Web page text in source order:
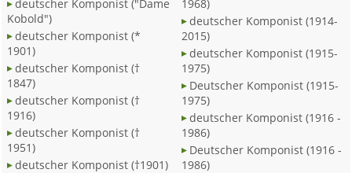
deutscher Komponist ("Dame
Kobold")
deutscher Komponist (*
1901)
deutscher Komponist (†
1847)
deutscher Komponist (†
1916)
deutscher Komponist (†
1951)
deutscher Komponist (†1901)
1968)
deutscher Komponist (1914-
2015)
deutscher Komponist (1915-
1975)
Deutscher Komponist (1915-
1975)
deutscher Komponist (1916 -
1986)
Deutscher Komponist (1916 -
1986)